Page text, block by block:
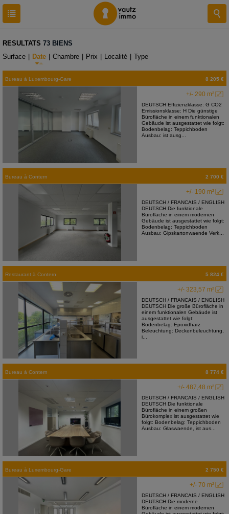
RESULTATS 73 BIENS
Surface
Date Chambre Prix Localité Type
Bureau à Luxembourg-Gare 8 205 €
+/- 290 m²
DEUTSCH Effizienzklasse: G CO2
Emissionsklasse: H Die günstige
Bürofläche in einem funktionalen
Gebäude ist ausgestattet wie folgt:
Bodenbelag: Teppichboden
Ausbau: ist ausg...
Bureau à Contern 2 700 €
+/- 190 m²
DEUTSCH / FRANCAIS / ENGLISH
DEUTSCH Die funktionale
Bürofläche in einem modernen
Gebäude ist ausgestattet wie folgt:
Bodenbelag: Teppichboden
Ausbau: Gipskartonwaende Verk...
Restaurant à Contern 5 824 €
+/- 323,57 m²
DEUTSCH / FRANCAIS / ENGLISH
DEUTSCH Die große Bürofläche in
einem funktionalen Gebäude ist
ausgestattet wie folgt:
Bodenbelag: Epoxidharz
Beleuchtung: Deckenbeleuchtung,
i...
Bureau à Contern 8 774 €
+/- 487,48 m²
DEUTSCH / FRANCAIS / ENGLISH
DEUTSCH Die funktionale
Bürofläche in einem großen
Bürokomplex ist ausgestattet wie
folgt: Bodenbelag: Teppichboden
Ausbau: Glaswaende, ist aus...
Bureau à Luxembourg-Gare 2 750 €
+/- 70 m²
DEUTSCH / FRANCAIS / ENGLISH
DEUTSCH Die moderne
Bürofläche in einem modernen